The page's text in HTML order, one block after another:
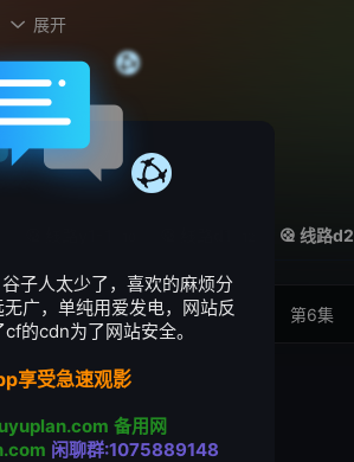
漪——
 展开
线路d2
第5集 第6集
子人太少了，喜欢的麻烦分
广，单纯用爱发电，网站反
的cdn为了网站安全。
享受急速观影
备用网
闲聊群:1075889148